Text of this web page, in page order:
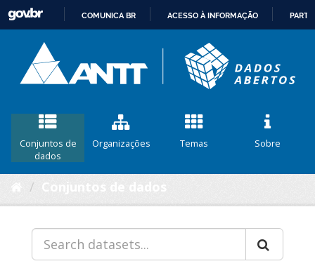
CONTEÚDO
COMUNICA BR ACESSO À INFORMAÇÃO
Conjuntos de
dados
Organizações Temas Sobre